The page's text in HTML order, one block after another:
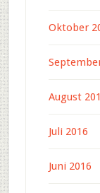
Oktober
August
Juli 2016
Juni 2016